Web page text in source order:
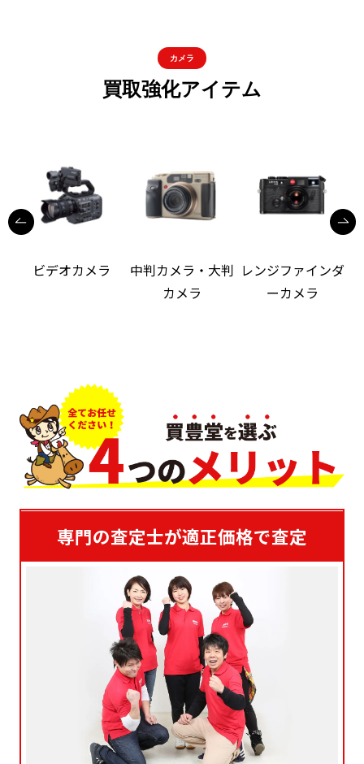
カメラ
買取強化アイテム
ビデオカメラ
中判カメラ・大判
カメラ
レンジファインダ
ーカメラ
専門の査定士が適正価格で査定